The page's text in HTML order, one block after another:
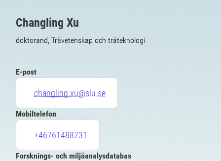
Changling Xu
doktorand, Trävetenskap och träteknologi
E-post
changling.xu@slu.se
Mobiltelefon
+46761488731
Forsknings- och miljöanalysdatabas